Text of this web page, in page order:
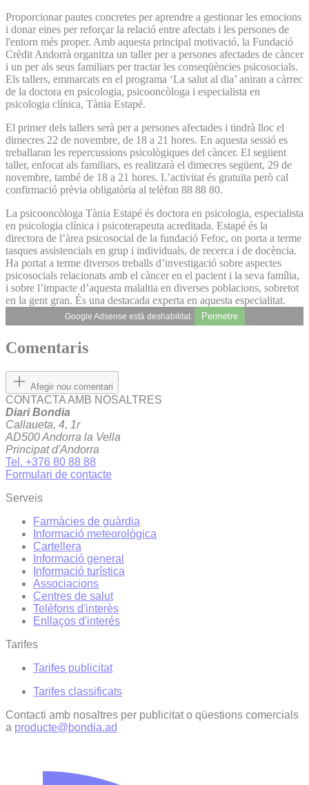
Proporcionar pautes concretes per aprendre a gestionar les emocions
i donar eines per reforçar la relació entre afectats i les persones de
l'entorn més proper. Amb aquesta principal motivació, la Fundació
Crèdit Andorrà organitza un taller per a persones afectades de càncer
i un per als seus familiars per tractar les conseqüències psicosocials.
Els tallers, emmarcats en el programa ‘La salut al dia’ aniran a càrrec
de la doctora en psicologia, psicooncòloga i especialista en
psicologia clínica, Tània Estapé.
El primer dels tallers serà per a persones afectades i tindrà lloc el
dimecres 22 de novembre, de 18 a 21 hores. En aquesta sessió es
treballaran les repercussions psicològiques del càncer. El següent
taller, enfocat als familiars, es realitzarà el dimecres següent, 29 de
novembre, també de 18 a 21 hores. L’activitat és gratuïta però cal
confirmació prèvia obligatòria al telèfon 88 88 80.
La psicooncòloga Tània Estapé és doctora en psicologia, especialista
en psicologia clínica i psicoterapeuta acreditada. Estapé és la
directora de l’àrea psicosocial de la fundació Fefoc, on porta a terme
tasques assistencials en grup i individuals, de recerca i de docència.
Ha portat a terme diversos treballs d’investigació sobre aspectes
psicosocials relacionats amb el càncer en el pacient i la seva família,
i sobre l’impacte d’aquesta malaltia en diverses poblacions, sobretot
en la gent gran. És una destacada experta en aquesta especialitat.
Google Adsense està deshabilitat. Permetre
Comentaris
Afegir nou comentari
CONTACTA AMB NOSALTRES
Diari Bondia
Callaueta, 4, 1r
AD500 Andorra la Vella
Principat d'Andorra
Tel. +376 80 88 88
Formulari de contacte
Serveis
Farmàcies de guàrdia
Informació meteorològica
Cartellera
Informació general
Informació turística
Associacions
Centres de salut
Telèfons d'interès
Enllaços d'interés
Tarifes
Tarifes publicitat
Tarifes classificats
Contacti amb nosaltres per publicitat o qüestions comercials
a producte@bondia.ad